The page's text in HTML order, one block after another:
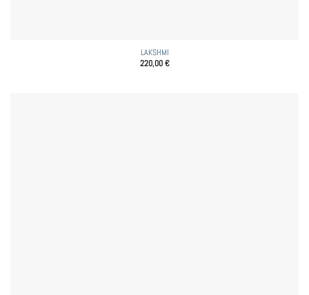
LAKSHMI
220,00€